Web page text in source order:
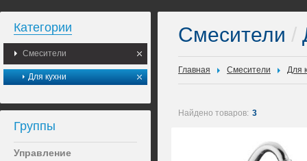
Категории
Смесители
Для кухни
Группы
Управление
Смесители /
Главная Смесители Для
Найдено товаров: 3